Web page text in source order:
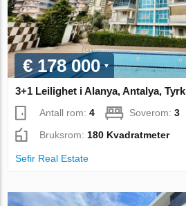
€ 178 000
3+1 Leilighet i Alanya, Antalya,
Antall rom:4 Soverom:3
Bruksrom: 180 Kvadratmeter
Sefir Real Estate